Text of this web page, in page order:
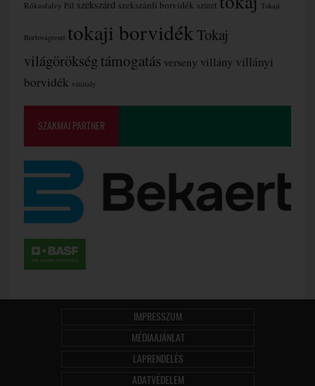
Rókusfalvy Pál szekszárd szekszárdi borvidék szüret Tokaji
Borlovagrend tokaji borvidékTokaj
világörökségtámogatás verseny villány villányi
borvidék vinitaly
SZAKMAI PARTNER
IMPRESSZUM
MÉDIAAJÁNLAT
LAPRENDELÉS
ADATVÉDELEM